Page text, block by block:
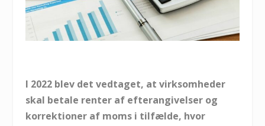
I 2022 blev det vedtaget, at virksomheder
skal betale renter af efterangivelser og
korrektioner af moms i tilfælde, hvor